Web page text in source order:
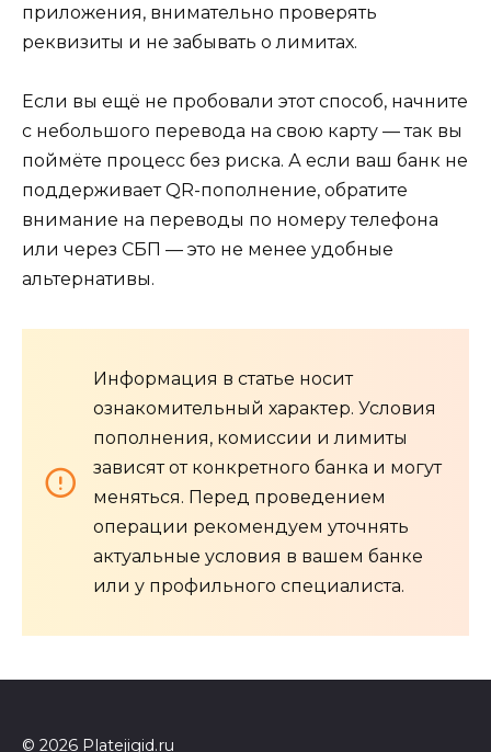
приложения, внимательно проверять
реквизиты и не забывать о лимитах.
Если вы ещё не пробовали этот способ, начните
с небольшого перевода на свою карту — так вы
поймёте процесс без риска. А если ваш банк не
поддерживает QR-пополнение, обратите
внимание на переводы по номеру телефона
или через СБП — это не менее удобные
альтернативы.
Информация в статье носит
ознакомительный характер. Условия
пополнения, комиссии и лимиты
зависят от конкретного банка и могут
меняться. Перед проведением
операции рекомендуем уточнять
актуальные условия в вашем банке
или у профильного специалиста.
© 2026 Platejigid.ru